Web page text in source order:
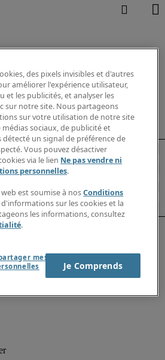
des pixels invisibles et d'autres
améliorer l'expérience utilisateur,
et les publicités, et analyser les
sur notre site. Nous partageons
sur votre utilisation de notre site
sociaux, de publicité et
détecté un signal de préférence de
Vous pouvez désactiver
via le lien Ne pas vendre ni
personnelles.
est soumise à nosConditions
sur les cookies et la
les informations, consultez
.
mes
Je Comprends